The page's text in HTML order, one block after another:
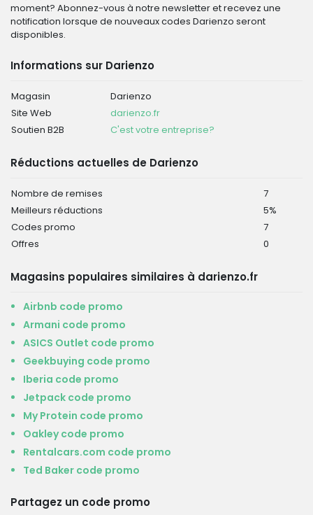
moment? Abonnez-vous à notre newsletter et recevez une
notification lorsque de nouveaux codes Darienzo seront
disponibles.
Informations sur Darienzo
Magasin
Darienzo
Site Web
darienzo.fr
Soutien B2B
C'est votre entreprise?
Réductions actuelles de Darienzo
Nombre de remises
7
Meilleurs réductions
5%
Codes promo
7
Offres
0
Magasins populaires similaires à darienzo.fr
Airbnb code promo
Armani code promo
ASICS Outlet code promo
Geekbuying code promo
Iberia code promo
Jetpack code promo
My Protein code promo
Oakley code promo
Rentalcars.com code promo
Ted Baker code promo
Partagez un code promo